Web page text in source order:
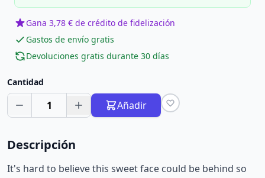
Gana 3,78 € de crédito de fidelización
Gastos de envío gratis
Devoluciones gratis durante 30 días
Cantidad
1 Añadir
Descripción
It's hard to believe this sweet face could be behind so